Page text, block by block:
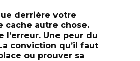
derrière votre
cache autre chose.
l’erreur. Une peur du
conviction qu’il faut
ou prouver sa